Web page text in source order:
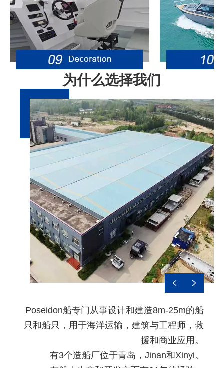
为什么选择我们
Poseidon船专门从事设计和建造8m-25m的船
只和船只，用于海洋运输，建筑与工程师，救
援和商业应用。
有3个造船厂位于青岛，Jinan和Xinyi。